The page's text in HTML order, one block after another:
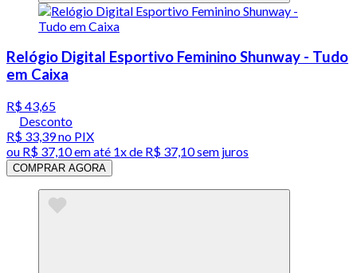
Relógio Digital Esportivo Feminino Shunway - Tudo
em Caixa
R$ 43,65
Desconto
R$ 33,39no PIX
ou R$ 37,10em até 1x de R$ 37,10sem juros
COMPRAR AGORA